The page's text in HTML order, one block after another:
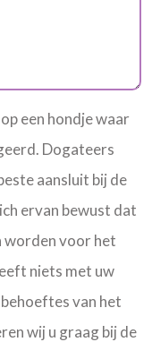
een hondje waar
aansluit bij de
worden voor het
van het
wij u graag bij de